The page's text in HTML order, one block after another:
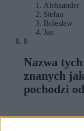
Aleksander
Stefan
Bolesław
Jan
8
Nazwa
znanych
pochodzi